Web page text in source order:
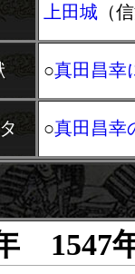
上田城 （
○真田昌幸
○真田昌幸